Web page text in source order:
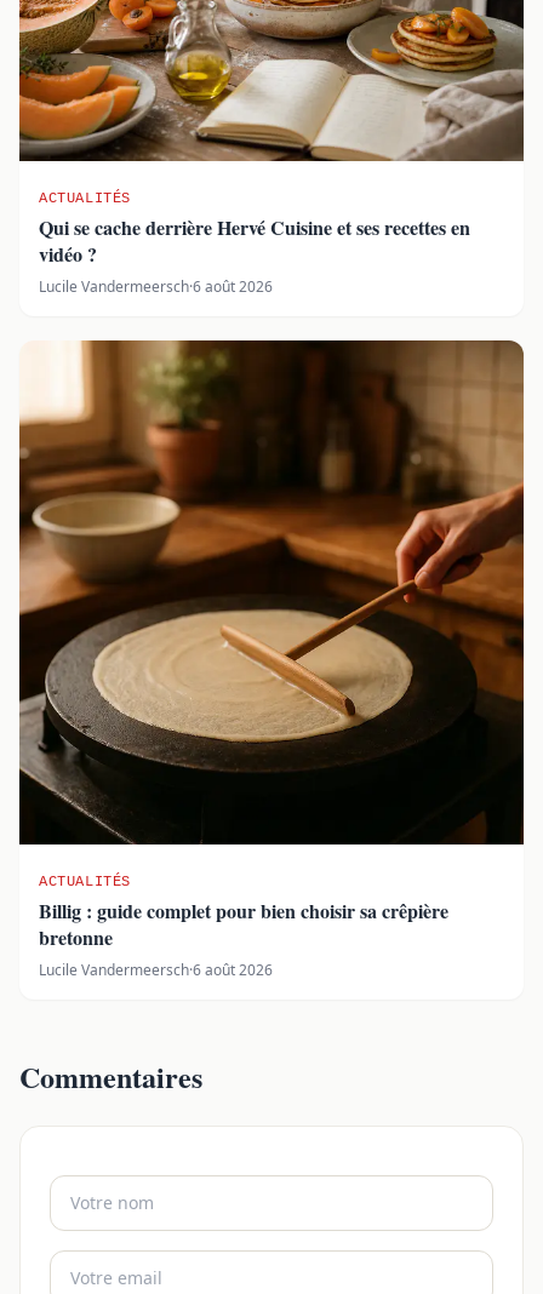
ACTUALITÉS
Qui se cache derrière Hervé Cuisine et ses recettes en
vidéo ?
Lucile Vandermeersch·6 août 2026
ACTUALITÉS
Billig : guide complet pour bien choisir sa crêpière
bretonne
Lucile Vandermeersch·6 août 2026
Commentaires